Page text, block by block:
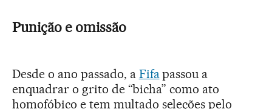
Punição e omissão
Desde o ano passado, a Fifapassou a
enquadrar o grito de “bicha” como ato
homofóbico e tem multado seleções pelo